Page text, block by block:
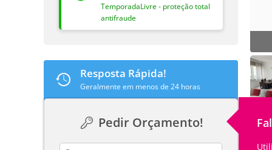
TemporadaLivre - proteção total
antifraude
Resposta Rápida!
Geralmente em menos de 24 horas
Pedir Orçamento!